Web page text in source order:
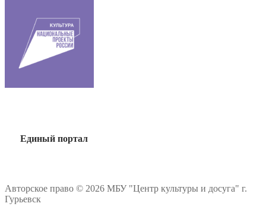
Единый портал
Авторское право © 2026 МБУ "Центр культуры и досуга" г.
Гурьевск